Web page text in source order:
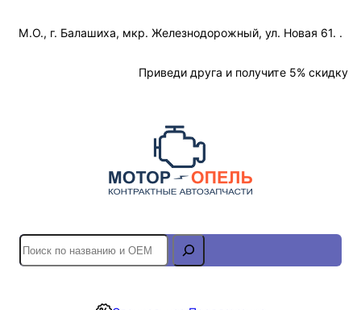
М.О., г. Балашиха, мкр. Железнодорожный, ул. Новая 61. .
Приведи друга и получите 5% скидку
S
e